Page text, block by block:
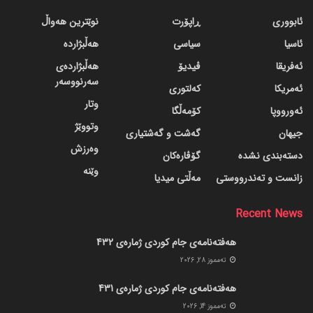
ئابووری
ئاسیا
ئەفریقا
ئەمریکا
ئەورووپا
جیهان
دسته‌بندی نشده
زانست و تەندرووستی
ڕاپۆرت
سیاسی
ڤیدیۆ
کەلتوری
کۆمەڵگا
گه‌شت و گه‌شتیاری
گۆڤاره‌کان
مەڵتی میدیا
نوێترین هەواڵ
هەڵبژاردە
هەڵبژاردەی
سەرنووسەر
وتار
وتووێژ
وەرزش
وێنە
Recent News
هەفتەنامەی جام کوردی ژمارەی 432
ته‌مموز 28, 2026
هەفتەنامەی جام کوردی ژمارەی 431
ته‌مموز 14, 2026